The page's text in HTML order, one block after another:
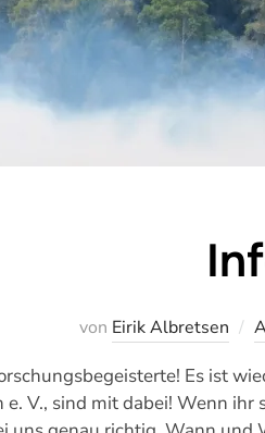
von Eirik Albretsen
Es ist
V., sind mit dabei! Wenn ihr